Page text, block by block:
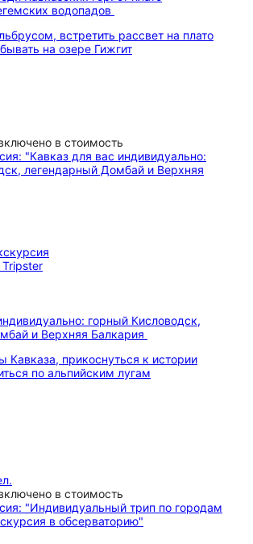
водопадов
встретить рассвет на плато
на озере Гижгит
в стоимость
горный Кисловодск,
и Верхняя Балкария
Кавказа, прикоснуться к истории
по альпийским лугам
в стоимость